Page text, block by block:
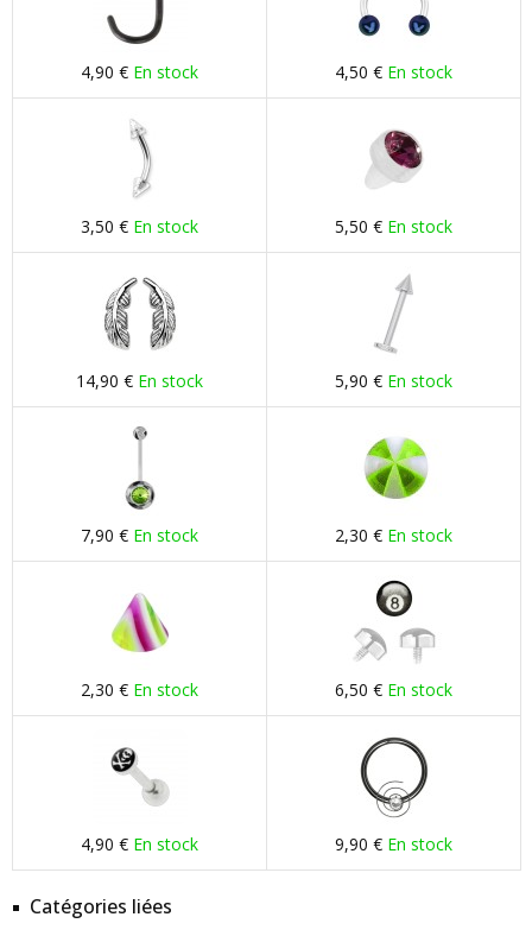
4,90 € En stock 4,50 € En stock
3,50 € En stock 5,50 € En stock
14,90 € En stock 5,90 € En stock
7,90 € En stock 2,30 € En stock
2,30 € En stock 6,50 € En stock
4,90 € En stock 9,90 € En stock
Catégories liées